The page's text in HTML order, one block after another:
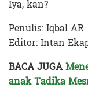
Iya, kan?
Penulis: Iqbal AR
Editor: Intan
BACA JUGA
anak Tadika